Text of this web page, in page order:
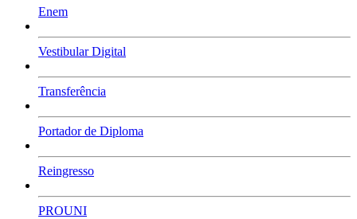
Enem
Vestibular Digital
Transferência
Portador de Diploma
Reingresso
PROUNI